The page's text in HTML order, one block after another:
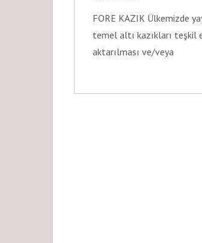
FORE KAZIK Ülkemizde
temel altı kazıkları teşkil
aktarılması ve/veya